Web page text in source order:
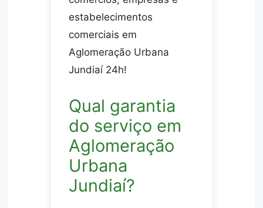
estabelecimentos
comerciais em
Aglomeração Urbana
Jundiaí 24h!
Qual garantia
do serviço em
Aglomeração
Urbana
Jundiaí?